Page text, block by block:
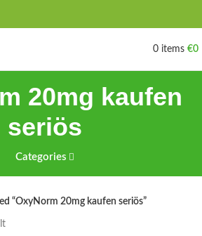
0 items €0
20mg kaufen
seriös
Categories
“OxyNorm 20mg kaufen seriös”